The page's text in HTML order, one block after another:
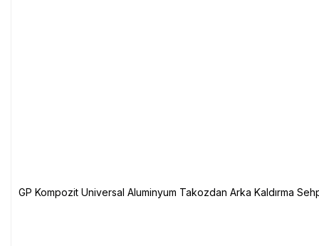
GP Kompozit Universal Aluminyum Takozdan Arka Kaldırma